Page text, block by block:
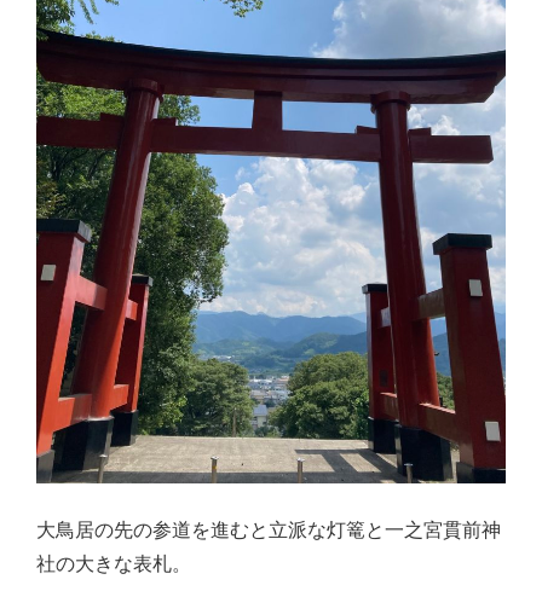
大鳥居の先の参道を進むと立派な灯篭と一之宮貫前神
社の大きな表札。